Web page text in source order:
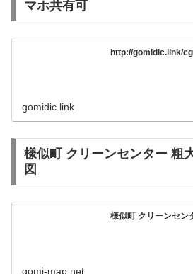
マホ共有可
http://gomidic.link/
gomidic.link
様似町 クリーンセンター 粗
図
様似町 クリーンセン
gomi-map.net